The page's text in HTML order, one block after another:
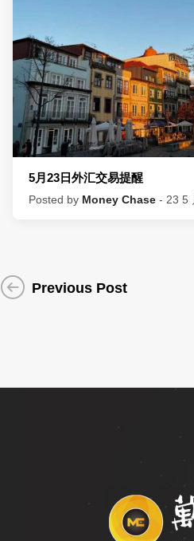
5月23日外汇交易提醒
Posted by Money Chase - 23 5
Previous Post